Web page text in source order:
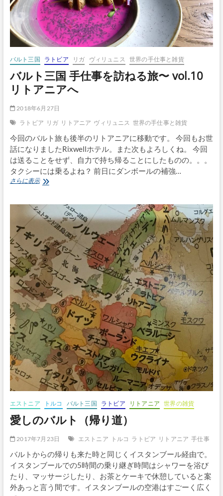
ト
ア
ニ
ア
陶
器
の
ア
ト
リ
バルト三国 ラトビア リガ ヴィリュニス 世界の手仕事と雑貨
バルト三国 手仕事を訪ねる旅〜 vol.10
リトアニアへ
2018年6月27日
ラトビア リガ リトアニア ヴィリュニス 世界の手仕事と雑貨
今回のバルト旅も後半のリトアニアに移動です。 今回もお世
話になりましたRixwellホテル。また次もよろしくね。 今回
は送ることをせず、自力で持ち帰ることにしたものの。。。
タクシーには乗るよね？ 前日にダンボールの補強…
さらに表示バ
国
事
を
訪
ね
る
旅〜
vol.10
リ
ト
ア
ニ
ア
エストニア トルコ バルト三国 ラトビア リトアニア 世界の雑貨
愛しのバルト（帰り道）
2017年7月23日 エストニア トルコ ラトビア リトアニア 手仕事
バルトからの帰りも来た時と同じくイスタンブール経由で。
イスタンブールでの5時間の乗り継ぎ時間はシャワーを浴び
たり、マッサージしたり、お茶とケーキで休憩していると案
外あっと言う間です。イスタンブールの空港はすごーく広く